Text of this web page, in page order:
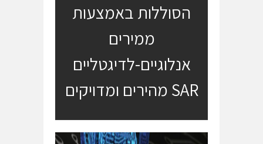
הסוללות באמצעות
ממירים
אנלוגיים-לדיגטליים
SAR מהירים ומדויקים